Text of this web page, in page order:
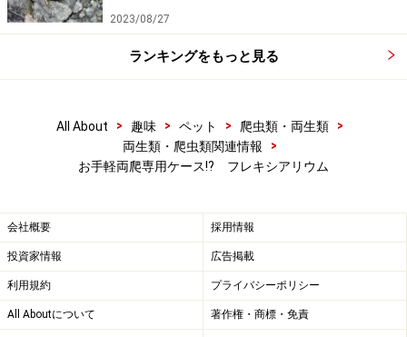
2023/08/27
ランキングをもっと見る
All About > 趣味 > ペット > 爬虫類・両生類
>
両生類・爬虫類関連情報
>
お手軽両爬専用ケース!? フレキシアリウム
会社概要 採用情報
投資家情報 広告掲載
利用規約 プライバシーポリシー
All Aboutについて 著作権・商標・免責